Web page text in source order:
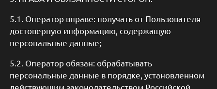
5.1. Оператор вправе: получать от Пользователя
достоверную информацию, содержащую
персональные данные;
5.2. Оператор обязан: обрабатывать
персональные данные в порядке, установленном
действующим законодательством Российской